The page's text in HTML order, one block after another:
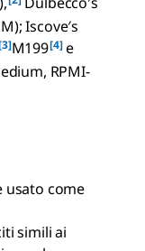
Iscove′s
M199[4]e
RPMI-
usato come
simili ai